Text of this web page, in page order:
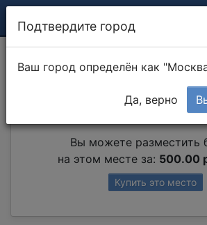
Покраска рамы
Вы можете разместить
на этом месте за: 500.00
Купить это место
Подтвердите город
Ваш город определён как
Да, верно